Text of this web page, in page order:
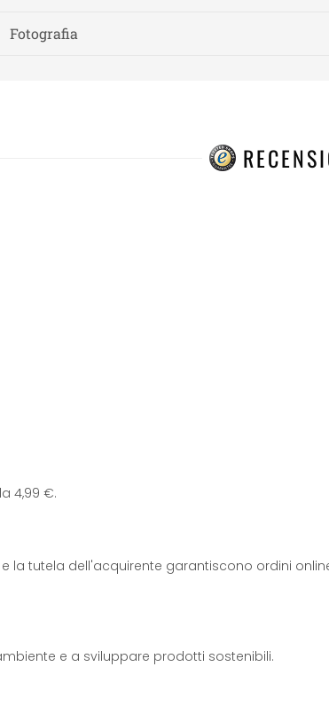
Fotografia
4,99 €.
la tutela dell'acquirente garantiscono ordini
e a sviluppare prodotti sostenibili.